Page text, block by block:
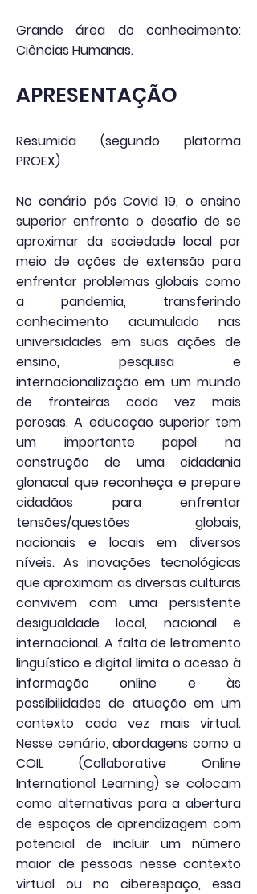
Grande área do conhecimento:
Ciências Humanas.
APRESENTAÇÃO
Resumida (segundo platorma
PROEX)
No cenário pós Covid 19, o ensino
superior enfrenta o desafio de se
aproximar da sociedade local por
meio de ações de extensão para
enfrentar problemas globais como
a pandemia, transferindo
conhecimento acumulado nas
universidades em suas ações de
ensino, pesquisa e
internacionalização em um mundo
de fronteiras cada vez mais
porosas. A educação superior tem
um importante papel na
construção de uma cidadania
glonacal que reconheça e prepare
cidadãos para enfrentar
tensões/questões globais,
nacionais e locais em diversos
níveis. As inovações tecnológicas
que aproximam as diversas culturas
convivem com uma persistente
desigualdade local, nacional e
internacional. A falta de letramento
linguístico e digital limita o acesso à
informação online e às
possibilidades de atuação em um
contexto cada vez mais virtual.
Nesse cenário, abordagens como a
COIL (Collaborative Online
International Learning) se colocam
como alternativas para a abertura
de espaços de aprendizagem com
potencial de incluir um número
maior de pessoas nesse contexto
virtual ou no ciberespaço, essa